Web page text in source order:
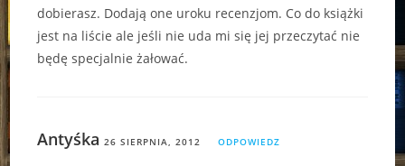
dobierasz. Dodają one uroku recenzjom. Co do książki
jest na liście ale jeśli nie uda mi się jej przeczytać nie
będę specjalnie żałować.
Antyśka 26 SIERPNIA, 2012 ODPOWIEDZ